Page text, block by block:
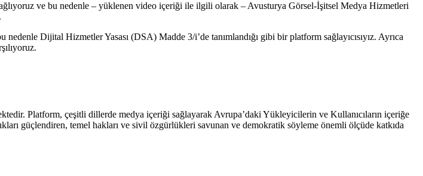
ve bu nedenle – yüklenen video içeriği ile ilgili olarak – Avusturya Görsel-İşitsel Medya Hizmetleri
Dijital Hizmetler Yasası (DSA) Madde 3/i’de tanımlandığı gibi bir platform sağlayıcısıyız. Ayrıca
Platform, çeşitli dillerde medya içeriği sağlayarak Avrupa’daki Yükleyicilerin ve Kullanıcıların içeriğe
güçlendiren, temel hakları ve sivil özgürlükleri savunan ve demokratik söyleme önemli ölçüde katkıda